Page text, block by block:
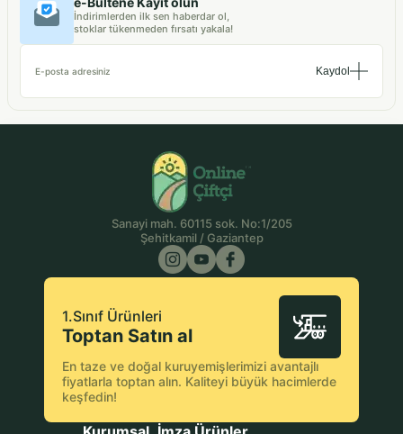
İndirimlerden ilk sen haberdar ol,
stoklar tükenmeden fırsatı yakala!
E-posta adresiniz Kaydol
1.Sınıf Ürünleri
Toptan Satın al
En taze ve doğal kuruyemişlerimizi avantajlı
fiyatlarla toptan alın. Kaliteyi büyük hacimlerde
keşfedin!
Sanayi mah. 60115 sok. No:1/205
Şehitkamil / Gaziantep